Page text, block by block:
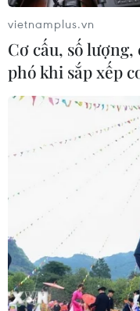
TIN CÙNG
Trung Quốc hoàn
chất mới của toàn
trong thực hiện
vietnamplus.vn
Cơ cấu, số
phó khi sắp xếp